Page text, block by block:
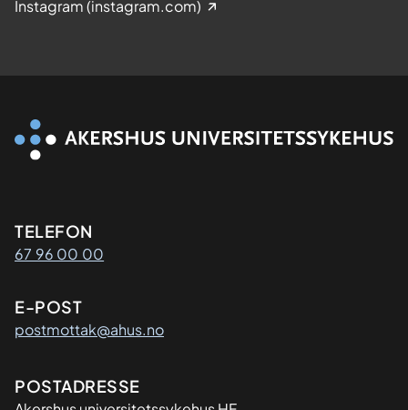
Instagram (instagram.com)
Kontaktinformasjon
TELEFON
67 96 00 00
E-POST
postmottak@ahus.no
Adresse
POSTADRESSE